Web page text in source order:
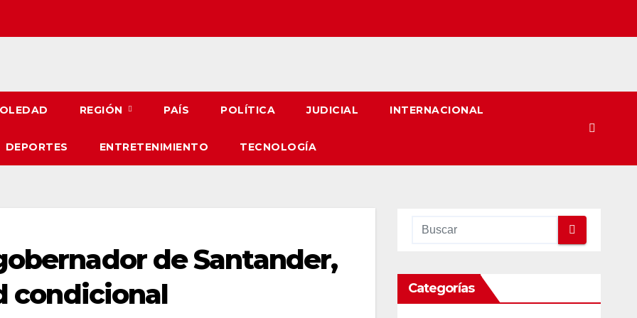
REGIÓN PAÍS POLÍTICA JUDICIAL INTERNACIONAL
DEPORTES ENTRETENIMIENTO TECNOLOGÍA
de Santander,
condicional
Categorías